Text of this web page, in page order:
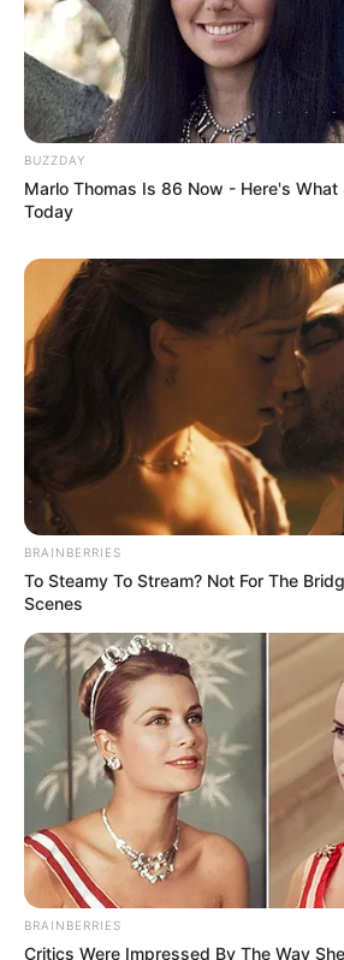
BUZZDAY
Marlo Thomas Is 86 Now - Here's What
Today
BRAINBERRIES
To Steamy To Stream? Not For The
Scenes
BRAINBERRIES
Critics Were Impressed By The Way